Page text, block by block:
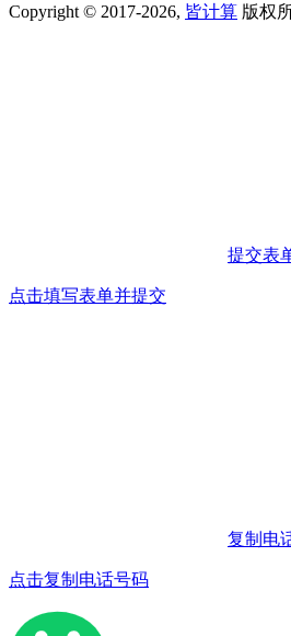
Copyright © 2017-2026, 皆计算 版权
提交表
点击填写表单并提交
复制电
点击复制电话号码